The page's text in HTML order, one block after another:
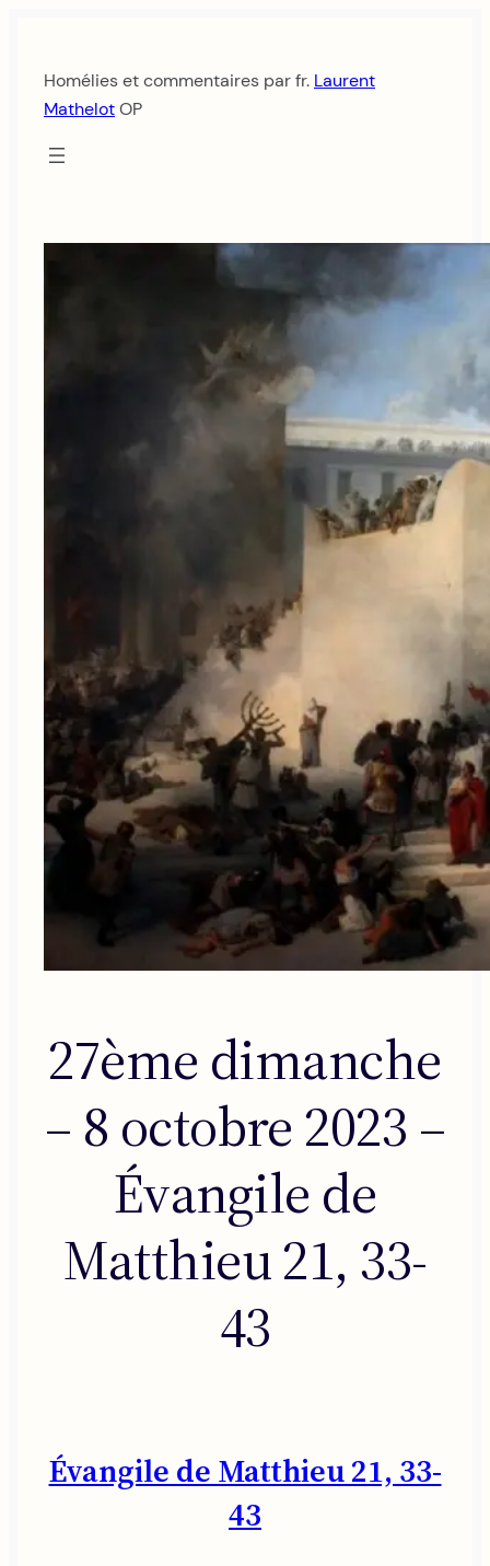
contenu
Homélies et commentaires par fr. Laurent
MathelotOP
27ème dimanche
– 8 octobre 2023 –
Évangile de
Matthieu 21, 33-
43
Évangile de Matthieu 21, 33-
43